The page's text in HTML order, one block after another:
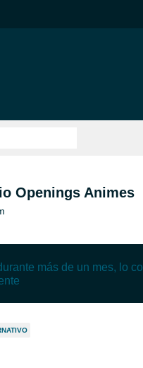
Openings Animes
más de un mes, lo